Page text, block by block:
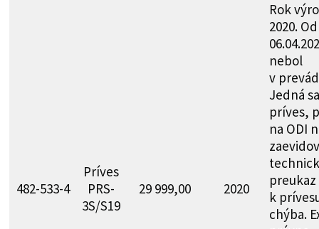
482-533-4
Príves
PRS-
3S/S19
29 999,00 2020
Rok
2020. Od
nebol
v
Jedná
príves,
na ODI
preukaz
k
chýba.